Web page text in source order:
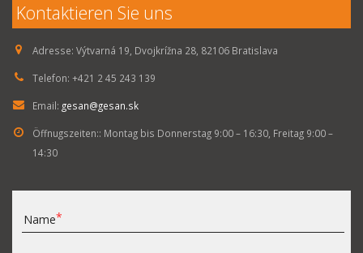
Kontaktieren Sie uns
Adresse: Výtvarná 19, Dvojkrížna 28, 82106 Bratislava
Telefon: +421 2 45 243 139
Email: gesan@gesan.sk
Öffnugszeiten:: Montag bis Donnerstag 9:00 – 16:30, Freitag 9:00 –
14:30
Name